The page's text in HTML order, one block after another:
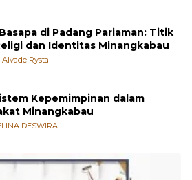
di Padang Pariaman: Titik
dan Identitas Minangkabau
Rysta
Kepemimpinan dalam
Minangkabau
DESWIRA